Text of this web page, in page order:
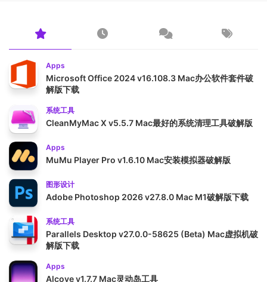
Apps
Microsoft Office 2024 v16.108.3 Mac办公软件套件破
解版下载
系统工具
CleanMyMac X v5.5.7 Mac最好的系统清理工具破解版
Apps
MuMu Player Pro v1.6.10 Mac安装模拟器破解版
图形设计
Adobe Photoshop 2026 v27.8.0 Mac M1破解版下载
系统工具
Parallels Desktop v27.0.0-58625 (Beta) Mac虚拟机破
解版下载
Apps
Alcove v1.7.7 Mac灵动岛工具